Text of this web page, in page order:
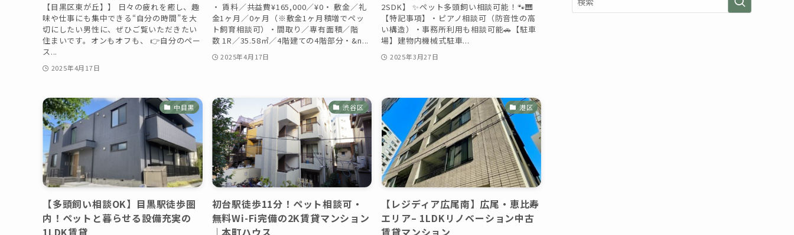
【目黒区東が丘】】 日々の疲れを癒し、趣
味や仕事にも集中できる“自分の時間”を大
切にしたい男性に、ぜひご覧いただきたい
住まいです。オンもオフも、 👉自分のペー
ス...
2025年4月17日
・ 賃料／共益費¥165,000／¥0・ 敷金／礼
金1ヶ月／0ヶ月（※敷金1ヶ月積増でペッ
ト飼育相談可）・間取り／専有面積／階
数 1R／35.58㎡／4階建ての4階部分・&n...
2025年4月17日
2SDK】 ✨ペット多頭飼い相談可能！🐾🎹
【特記事項】・ピアノ相談可（防音性の高
い構造）・事務所利用も相談可能🚗【駐車
場】建物内機械式駐車...
2025年3月27日
中目黒
【多頭飼い相談OK】目黒駅徒歩圏
内！ペットと暮らせる設備充実の
1LDK賃貸
渋谷区
初台駅徒歩11分！ペット相談可・
無料Wi-Fi完備の2K賃貸マンション
｜本町ハウス
港区
【レジディア広尾南】広尾・恵比寿
エリア– 1LDKリノベーション中古
賃貸マンション
ー